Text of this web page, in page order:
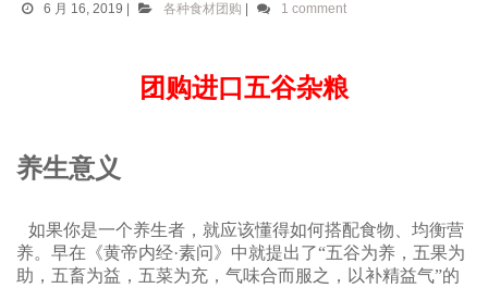
6 月 16, 2019 各种食材团购 1 comment
团购进口五谷杂粮
养生意义
如果你是一个养生者，就应该懂得如何搭配食物、均衡营
养。早在《黄帝内经·素问》中就提出了“五谷为养，五果为
助，五畜为益，五菜为充，气味合而服之，以补精益气”的